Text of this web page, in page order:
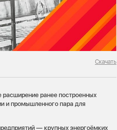
Скачать
ранее построенных
и промышленного пара для
— крупных энергоёмких